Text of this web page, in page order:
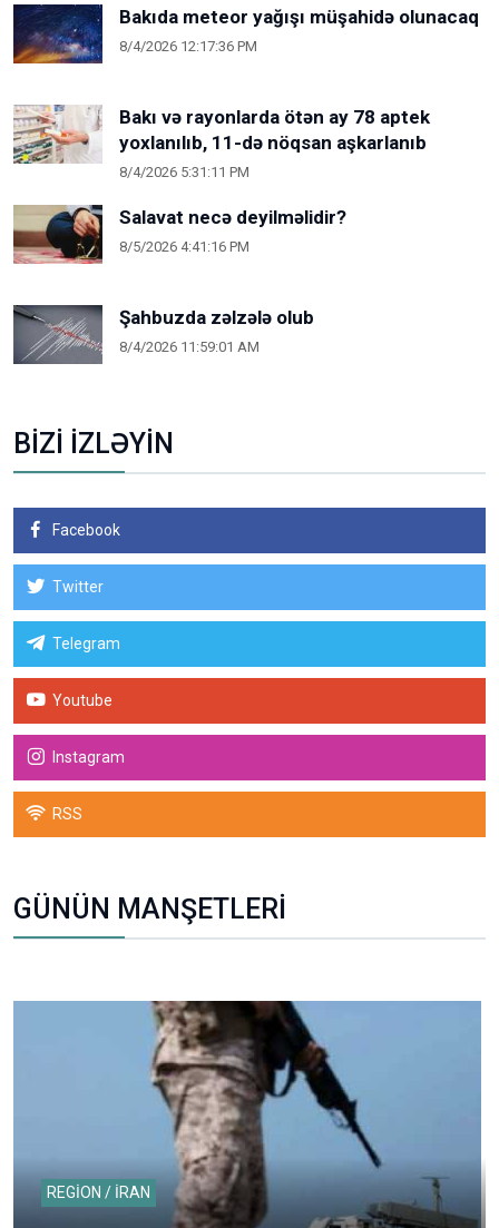
Bakıda meteor yağışı müşahidə olunacaq
8/4/2026 12:17:36 PM
Bakı və rayonlarda ötən ay 78 aptek
yoxlanılıb, 11-də nöqsan aşkarlanıb
8/4/2026 5:31:11 PM
Salavat necə deyilməlidir?
8/5/2026 4:41:16 PM
Şahbuzda zəlzələ olub
8/4/2026 11:59:01 AM
BİZİ İZLƏYİN
Facebook
Twitter
Telegram
Youtube
Instagram
RSS
GÜNÜN MANŞETLERİ
REGİON / İRAN